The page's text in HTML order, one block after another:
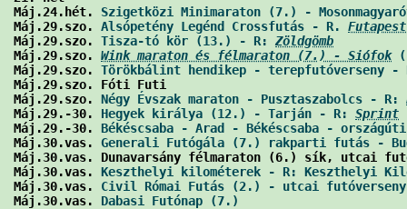
Máj.24.hét. Szigetközi Minimaraton (7.) -
Máj.29.szo. Alsópetény Legénd Crossfutás - R. Futapest
Máj.29.szo. Tisza-tó kör (13.) - R: Zöldgömb
Máj.29.szo. Wink maraton és félmaraton (7.) - Siófok
Máj.29.szo. Törökbálint hendikep - terepfutóverseny
Máj.29.szo. Fóti Futi
Máj.29.szo. Négy Évszak maraton - Pusztaszabolcs - R:
Máj.29.-30. Hegyek királya (12.) - Tarján - R: Sprint
Máj.29.-30. Békéscsaba - Arad - Békéscsaba -
Máj.30.vas. Generali Futógála (7.) rakparti futás -
Máj.30.vas. Dunavarsány félmaraton (6.) sík,
Máj.30.vas. Keszthelyi kilométerek - R: Keszthelyi
Máj.30.vas. Civil Római Futás (2.) - utcai
Máj.30.vas. Dabasi Futónap (7.)